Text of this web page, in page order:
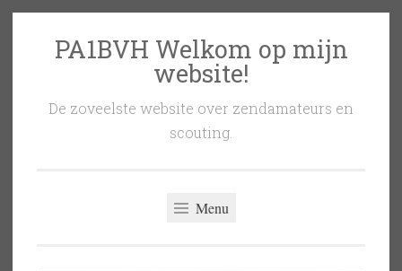
NaarPA1BVH Welkom op mijn
website!
De zoveelste website over zendamateurs en
scouting.
Menu